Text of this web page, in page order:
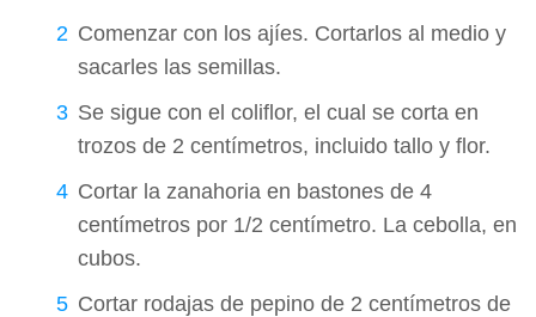
Comenzar con los ajíes. Cortarlos al medio y
sacarles las semillas.
Se sigue con el coliflor, el cual se corta en
trozos de 2 centímetros, incluido tallo y flor.
Cortar la zanahoria en bastones de 4
centímetros por 1/2 centímetro. La cebolla, en
cubos.
Cortar rodajas de pepino de 2 centímetros de